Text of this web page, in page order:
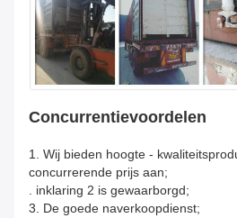
Concurrentievoordelen
1. Wij bieden hoogte -
concurrerende prijs aan;
. inklaring 2 is gewaarborgd;
3. De goede naverkoopdienst;